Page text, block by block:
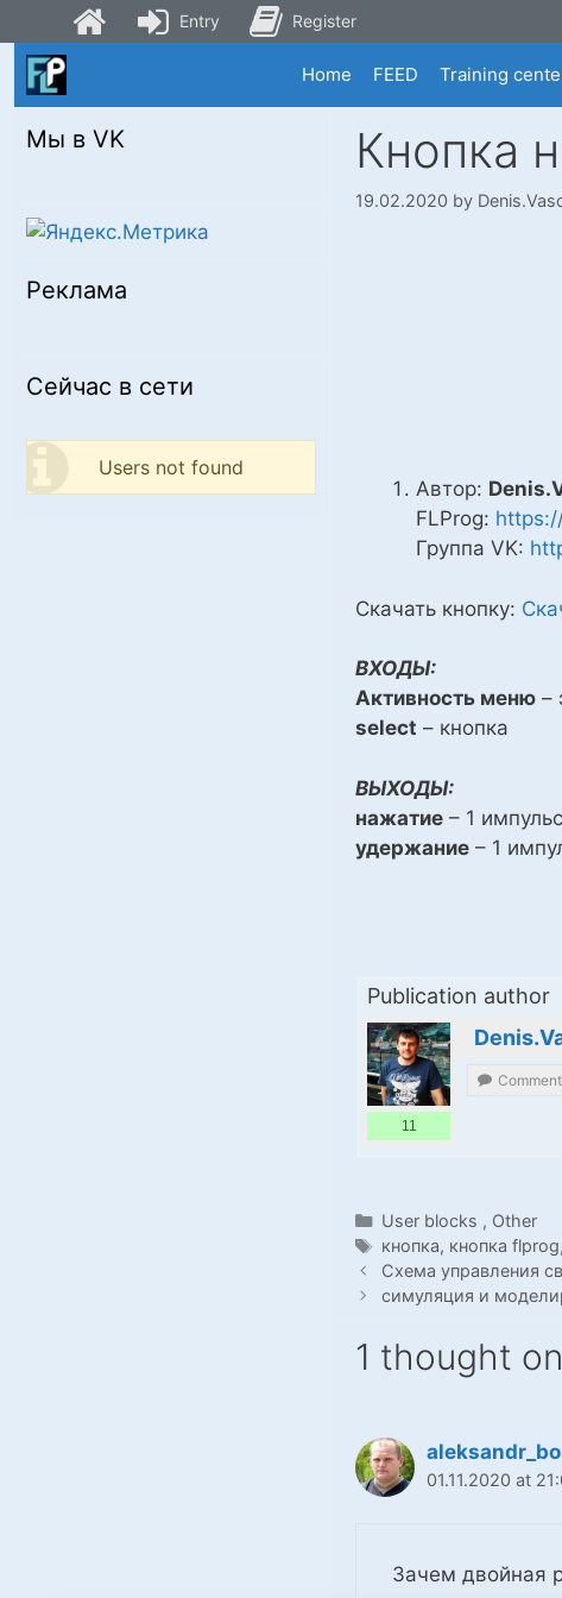
Skip
Home FEED Training
Кнопка
19.02.2020 by
Автор:
FLProg:
Группа VK:
Скачать кнопку:
ВХОДЫ:
Активность меню –
select – кнопка
ВЫХОДЫ:
нажатие – 1
удержание – 1
Publication author
11
Categories
User blocks , Other
Tags
кнопка, кнопка flprog,
Схема управления
симуляция и
1 thought
01.11.2020 at
Зачем двойная
Мы в VK
Реклама
Сейчас в сети
Users not found
Entry Register